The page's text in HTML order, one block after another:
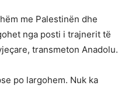
me Palestinën dhe
nga posti i trajnerit të
transmeton Anadolu.
po largohem. Nuk ka